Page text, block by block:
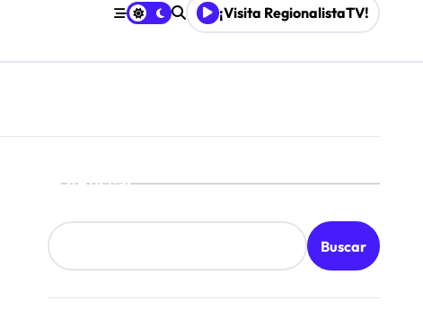
¡Visita RegionalistaTV!
Buscar
Buscar